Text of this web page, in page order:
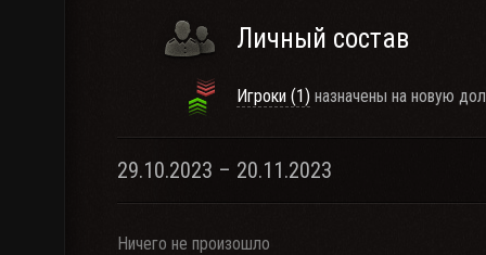
Личный состав
Игроки (1) назначены на новую
29.10.2023 – 20.11.2023
Ничего не произошло